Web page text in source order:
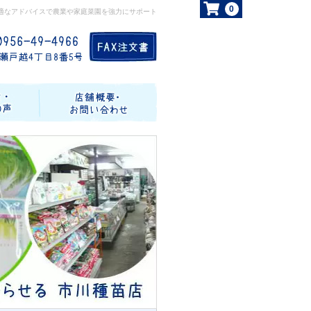
アドバイスで農業や家庭菜園を強力にサポート 0